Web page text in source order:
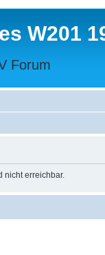
W201
Forum
nicht erreichbar.